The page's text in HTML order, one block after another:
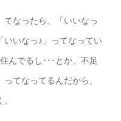
てなったら、「いいなっ
いいなっ♪」ってなってい
んでるし･･･とか、不足
てなってるんだから、